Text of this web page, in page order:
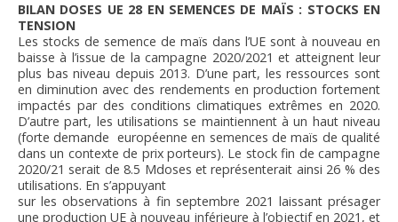
BILAN DOSES UE 28 EN SEMENCES DE MAÏS : STOCKS EN
TENSION
Les stocks de semence de maïs dans l’UE sont à nouveau en
baisse à l’issue de la campagne 2020/2021 et atteignent leur
plus bas niveau depuis 2013. D’une part, les ressources sont
en diminution avec des rendements en production fortement
impactés par des conditions climatiques extrêmes en 2020.
D’autre part, les utilisations se maintiennent à un haut niveau
(forte demande européenne en semences de maïs de qualité
dans un contexte de prix porteurs). Le stock fin de campagne
2020/21 serait de 8.5 Mdoses et représenterait ainsi 26 % des
utilisations. En s’appuyant
sur les observations à fin septembre 2021 laissant présager
une production UE à nouveau inférieure à l’objectif en 2021, et